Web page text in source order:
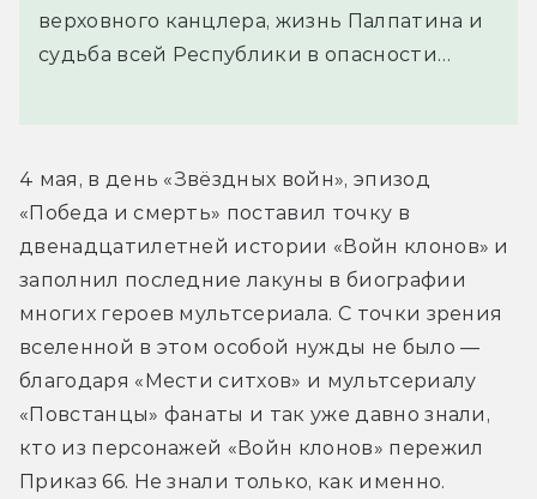
верховного канцлера, жизнь Палпатина и
судьба всей Республики в опасности…
4 мая, в день «Звёздных войн», эпизод
«Победа и смерть» поставил точку в
двенадцатилетней истории «Войн клонов» и
заполнил последние лакуны в биографии
многих героев мультсериала. С точки зрения
вселенной в этом особой нужды не было —
благодаря «Мести ситхов» и мультсериалу
«Повстанцы» фанаты и так уже давно знали,
кто из персонажей «Войн клонов» пережил
Приказ 66. Не знали только, как именно.